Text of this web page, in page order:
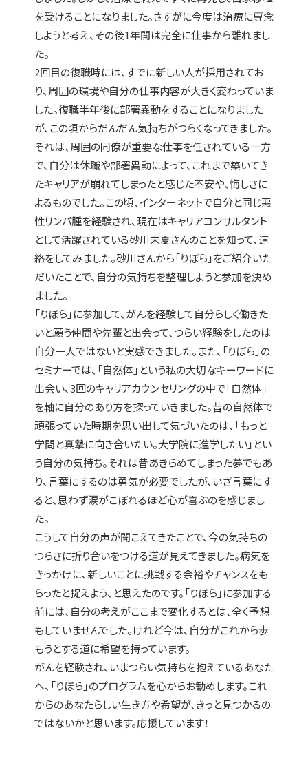
を受けることになりました。さすがに今度は治療に専念
しようと考え、その後1年間は完全に仕事から離れまし
た。
2回目の復職時には、すでに新しい人が採用されてお
り、周囲の環境や自分の仕事内容が大きく変わっていま
した。復職半年後に部署異動をすることになりました
が、この頃からだんだん気持ちがつらくなってきました。
それは、周囲の同僚が重要な仕事を任されている一方
で、自分は休職や部署異動によって、これまで築いてき
たキャリアが崩れてしまったと感じた不安や、悔しさに
よるものでした。この頃、インターネットで自分と同じ悪
性リンパ腫を経験され、現在はキャリアコンサルタント
として活躍されている砂川未夏さんのことを知って、連
絡をしてみました。砂川さんから「りぼら」をご紹介いた
だいたことで、自分の気持ちを整理しようと参加を決め
ました。
「りぼら」に参加して、がんを経験して自分らしく働きた
いと願う仲間や先輩と出会って、つらい経験をしたのは
自分一人ではないと実感できました。また、「りぼら」の
セミナーでは、「自然体」という私の大切なキーワードに
出会い、3回のキャリアカウンセリングの中で「自然体」
を軸に自分のあり方を探っていきました。昔の自然体で
頑張っていた時期を思い出して気づいたのは、「もっと
学問と真摯に向き合いたい。大学院に進学したい」とい
う自分の気持ち。それは昔あきらめてしまった夢でもあ
り、言葉にするのは勇気が必要でしたが、いざ言葉にす
ると、思わず涙がこぼれるほど心が喜ぶのを感じまし
た。
こうして自分の声が聞こえてきたことで、今の気持ちの
つらさに折り合いをつける道が見えてきました。病気を
きっかけに、新しいことに挑戦する余裕やチャンスをも
らったと捉えよう、と思えたのです。「りぼら」に参加する
前には、自分の考えがここまで変化するとは、全く予想
もしていませんでした。けれど今は、自分がこれから歩
もうとする道に希望を持っています。
がんを経験され、いまつらい気持ちを抱えているあなた
へ、「りぼら」のプログラムを心からお勧めします。これ
からのあなたらしい生き方や希望が、きっと見つかるの
ではないかと思います。応援しています！